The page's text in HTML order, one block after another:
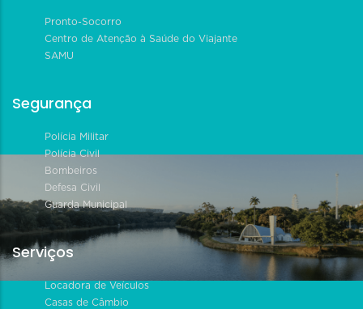
Pronto-Socorro
Centro de Atenção à Saúde do Viajante
SAMU
Segurança
Polícia Militar
Polícia Civil
Bombeiros
Defesa Civil
Guarda Municipal
Serviços
Locadora de Veículos
Casas de Câmbio